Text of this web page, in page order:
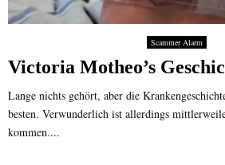
Scammer Alarm
Victoria Motheo’s
Lange nichts gehört, aber die
besten. Verwunderlich ist allerdings
kommen....